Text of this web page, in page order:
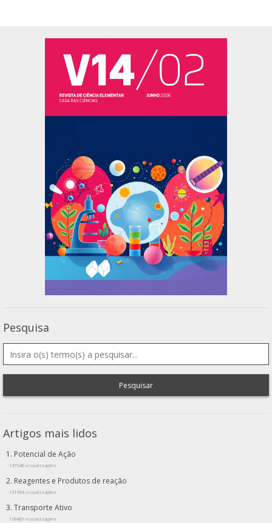
Pesquisa
Pesquisar
Artigos mais lidos
Potencial de Ação
147548 visualizações
Reagentes e Produtos de reação
121184 visualizações
Transporte Ativo
118465 visualizações